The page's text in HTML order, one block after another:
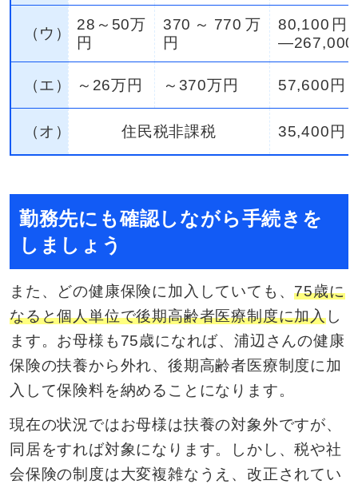
（ウ）
28～50万
円
370～770万
円
80,100円
―267,000
（エ） ～26万円 ～370万円 57,600円
（オ） 住民税非課税 35,400円
勤務先にも確認しながら手続きを
しましょう
また、どの健康保険に加入していても、75歳に
なると個人単位で後期高齢者医療制度に加入し
ます。お母様も75歳になれば、浦辺さんの健康
保険の扶養から外れ、後期高齢者医療制度に加
入して保険料を納めることになります。
現在の状況ではお母様は扶養の対象外ですが、
同居をすれば対象になります。しかし、税や社
会保険の制度は大変複雑なうえ、改正されてい